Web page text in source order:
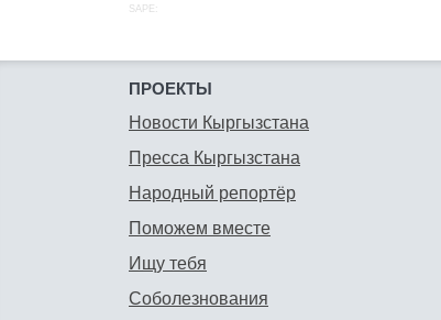
SAPE:
ПРОЕКТЫ
Новости Кыргызстана
Пресса Кыргызстана
Народный репортёр
Поможем вместе
Ищу тебя
Соболезнования